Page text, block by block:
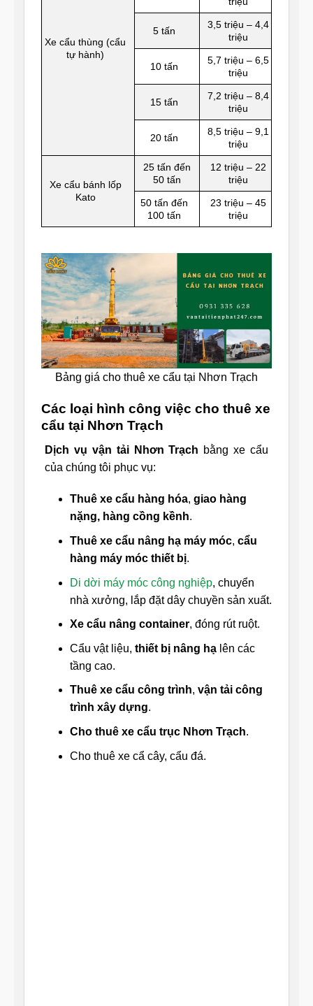
Xe cẩu thùng (cẩu
tự hành)
5 tấn
3,5 triệu – 4,4
triệu
10 tấn
5,7 triệu – 6,5
triệu
15 tấn
7,2 triệu – 8,4
triệu
20 tấn
8,5 triệu – 9,1
triệu
Xe cẩu bánh lốp
Kato
25 tấn đến
50 tấn
12 triệu – 22
triệu
50 tấn đến
100 tấn
23 triệu – 45
triệu
Bảng giá cho thuê xe cẩu tại Nhơn Trạch
Các loại hình công việc cho thuê xe
cẩu tại Nhơn Trạch
Dịch vụ vận tải Nhơn Trạch bằng xe cẩu
của chúng tôi phục vụ:
Thuê xe cẩu hàng hóa, giao hàng
nặng, hàng cồng kềnh.
Thuê xe cẩu nâng hạ máy móc, cẩu
hàng máy móc thiết bị.
Di dời máy móc công nghiệp, chuyển
nhà xưởng, lắp đặt dây chuyền sản xuất.
Xe cẩu nâng container, đóng rút ruột.
Cẩu vật liệu, thiết bị nâng hạlên các
tầng cao.
Thuê xe cẩu công trình, vận tải công
trình xây dựng.
Cho thuê xe cẩu trục Nhơn Trạch.
Cho thuê xe cẩ cây, cẩu đá.